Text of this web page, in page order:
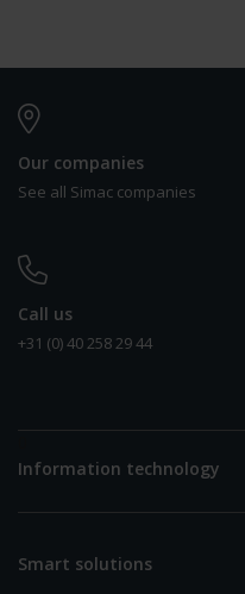
Our companies
See all Simac companies
Call us
+31 (0) 40 258 29 44
Information technology
Smart solutions